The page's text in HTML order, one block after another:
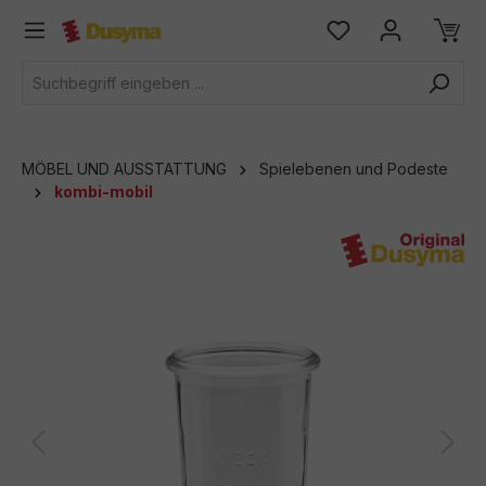
springen
MÖBEL UND AUSSTATTUNG
Spielebenen und Podeste
kombi-mobil